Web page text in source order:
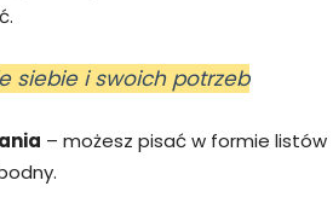
siebie i swoich potrzeb
– możesz pisać w formie listów